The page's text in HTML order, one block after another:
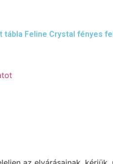
tábla Feline Crystal fényes